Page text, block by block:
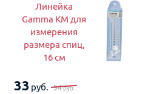
Линейка
Gamma KM для
измерения
размера спиц,
16 см
33 руб. 94руб.